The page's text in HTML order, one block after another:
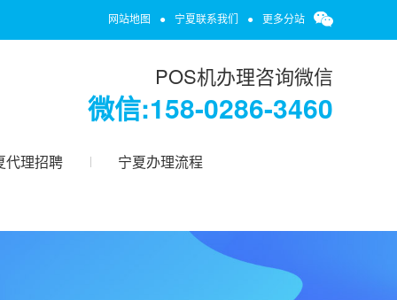
网站地图 ● 宁夏联系我们 ● 更多分站
POS机办理咨询微信
微信:158-0286-3460
代理招聘 宁夏办理流程